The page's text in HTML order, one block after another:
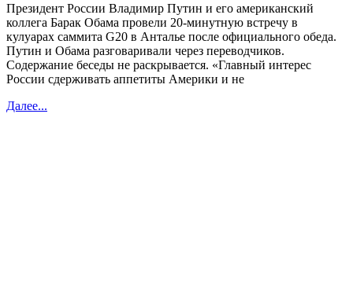
Президент России Владимир Путин и его американский
коллега Барак Обама провели 20-минутную встречу в
кулуарах саммита G20 в Анталье после официального обеда.
Путин и Обама разговаривали через переводчиков.
Содержание беседы не раскрывается. «Главный интерес
России сдерживать аппетиты Америки и не
Далее...